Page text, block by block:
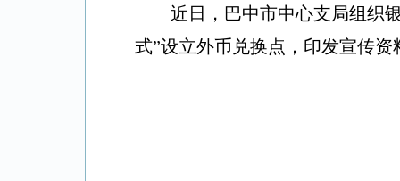
近日 ，巴中市中心支局组织
式”设立外币兑换点，印发宣传资